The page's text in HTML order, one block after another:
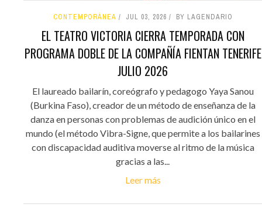
CONTEMPORÁNEA JUL 03, 2026 BY LAGENDARIO
EL TEATRO VICTORIA CIERRA TEMPORADA CON
PROGRAMA DOBLE DE LA COMPAÑÍA FIENTAN TENERIFE
JULIO 2026
El laureado bailarín, coreógrafo y pedagogo Yaya Sanou
(Burkina Faso), creador de un método de enseñanza de la
danza en personas con problemas de audición único en el
mundo (el método Vibra-Signe, que permite a los bailarines
con discapacidad auditiva moverse al ritmo de la música
gracias a las...
Leer más